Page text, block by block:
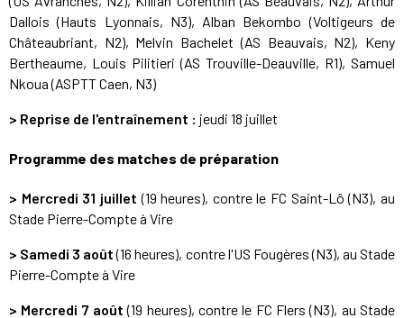
Dallois (Hauts Lyonnais, N3), Alban Bekombo (Voltigeurs de
Châteaubriant, N2), Melvin Bachelet (AS Beauvais, N2), Keny
Bertheaume, Louis Pilitieri (AS Trouville-Deauville, R1), Samuel
Nkoua (ASPTT Caen, N3)
> Reprise de l'entraînement : jeudi 18 juillet
Programme des matches de préparation
> Mercredi 31 juillet (19 heures), contre le FC Saint-Lô (N3), au
Stade Pierre-Compte à Vire
> Samedi 3 août(16 heures), contre l'US Fougères (N3), au Stade
Pierre-Compte à Vire
> Mercredi 7 août (19 heures), contre le FC Flers (N3), au Stade